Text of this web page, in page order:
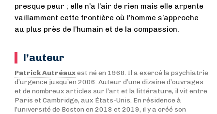
presque peur ; elle n’a l’air de rien mais elle arpente
vaillamment cette frontière où l’homme s’approche
au plus près de l’humain et de la compassion.
l’auteur
Patrick Autréauxest né en 1968. Il a exercé la psychiatrie
d’urgence jusqu’en 2006. Auteur d’une dizaine d’ouvrages
et de nombreux articles sur l’art et la littérature, il vit entre
Paris et Cambridge, aux États-Unis. En résidence à
l’université de Boston en 2018 et 2019, il y a créé son